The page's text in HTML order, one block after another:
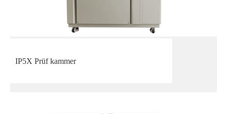
IP5X Prüf kammer